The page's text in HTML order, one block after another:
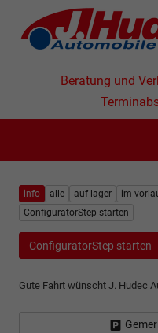
Beratung und
info alle auf lager im
ConfiguratorStep starten
ConfiguratorStep starten
Gute Fahrt wünscht J. Hudec